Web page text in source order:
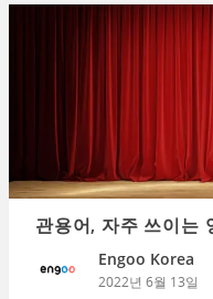
관용어, 자주 쓰이는
Engoo Korea
2022년 6월 13일